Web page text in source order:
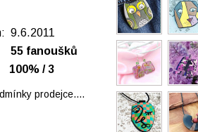
9.6.2011
55 fanoušků
100% / 3
prodejce....